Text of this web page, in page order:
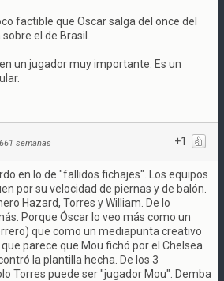
factible que Oscar salga del once del
el de Brasil.
un jugador muy importante. Es un
+1
semanas
en lo de "fallidos fichajes". Los equipos
por su velocidad de piernas y de balón.
Hazard, Torres y William. De lo
Porque Óscar lo veo más como un
que como un mediapunta creativo
parece que Mou fichó por el Chelsea
la plantilla hecha. De los 3
Torres puede ser "jugador Mou". Demba